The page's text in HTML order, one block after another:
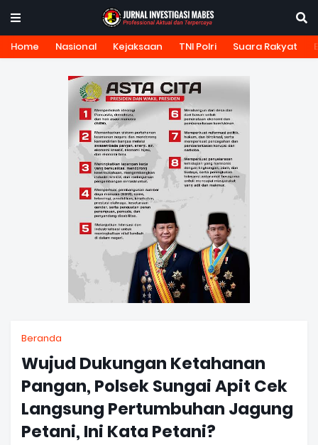
Home Nasional Kejaksaan TNI Polri Suara Rakyat
Beranda
‎Wujud Dukungan Ketahanan
Pangan, Polsek Sungai Apit Cek
Langsung Pertumbuhan Jagung
Petani, Ini Kata Petani?